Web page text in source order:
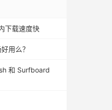
下载速度快
用么？
和 Surfboard